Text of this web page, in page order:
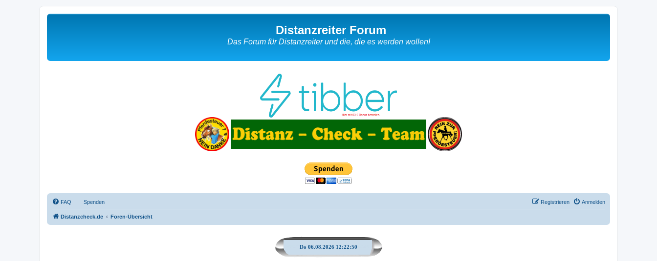
Distanzreiter Forum
Das Forum für Distanzreiter und die, die es werden wollen!
FAQ Spenden Anmelden
Registrieren
Distanzcheck.de Foren-Übersicht
Do 06.08.2026 12:22:50